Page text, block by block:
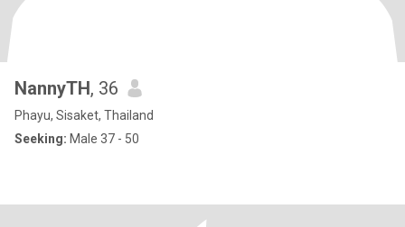
NannyTH, 36
Phayu, Sisaket, Thailand
Seeking: Male 37 - 50